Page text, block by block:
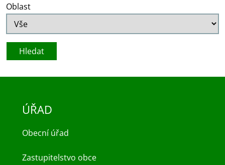
Oblast
ÚŘAD
Obecní úřad
Zastupitelstvo obce